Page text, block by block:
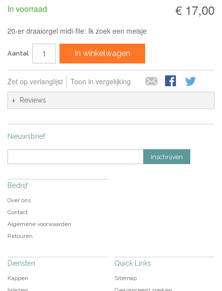
€ 17,00
In voorraad
20-er draaiorgel midi-file: Ik zoek een meisje
Aantal In winkelwagen
Zet op verlanglijst Toon in vergelijking
Reviews
Nieuwsbrief
Inschrijven
Bedrijf
Over ons
Contact
Algemene voorwaarden
Retouren
Diensten
Kappen
Quick Links
Sitemap